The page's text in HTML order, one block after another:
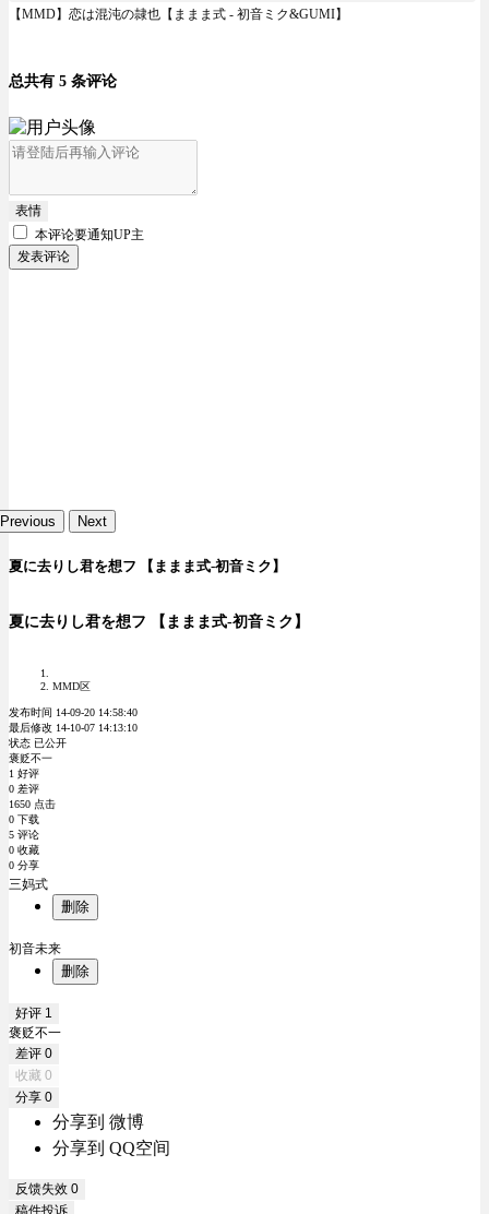
【MMD】恋は混沌の隷也【ままま式 - 初音ミク&GUMI】
总共有 5 条评论
表情
本评论要通知UP主
发表评论
Previous Next
夏に去りし君を想フ 【ままま式-初音ミク】
夏に去りし君を想フ 【ままま式-初音ミク】
MMD区
发布时间 14-09-20 14:58:40
最后修改 14-10-07 14:13:10
状态 已公开
褒贬不一
1 好评
0 差评
1650 点击
0 下载
5 评论
0 收藏
0 分享
三妈式
删除
初音未来
删除
好评 1
褒贬不一
差评 0
收藏 0
分享 0
分享到 微博
分享到 QQ空间
反馈失效 0